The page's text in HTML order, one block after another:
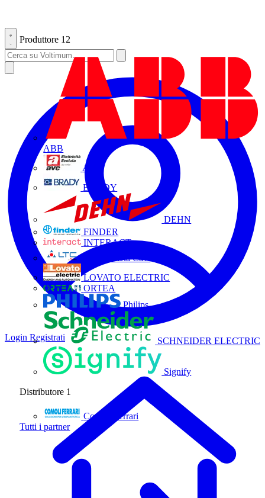
Produttore 12
ABB
AVE
BRADY
DEHN
FINDER
INTERACT
La Triveneta Cavi
LOVATO ELECTRIC
ORTEA
Philips
SCHNEIDER ELECTRIC
Signify
Distributore 1
Comoli Ferrari
Tutti i partner
Login Registrati